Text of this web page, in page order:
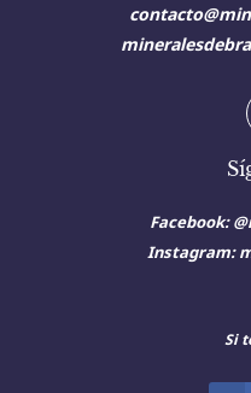
Facebook:
Instagram:
Si